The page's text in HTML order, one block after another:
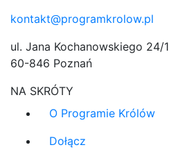
kontakt@programkrolow.pl
ul. Jana Kochanowskiego 24/1
60-846 Poznań
NA SKRÓTY
O Programie Królów
Dołącz